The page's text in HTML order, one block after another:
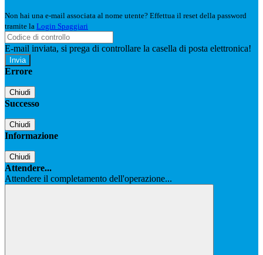
Non hai una e-mail associata al nome utente? Effettua il reset della password
tramite la Login Spaggiari
E-mail inviata, si prega di controllare la casella di posta elettronica!
Errore
Chiudi
Successo
Chiudi
Informazione
Chiudi
Attendere...
Attendere il completamento dell'operazione...